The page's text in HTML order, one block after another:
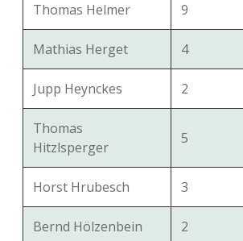
Thomas Helmer 9
Mathias Herget 4
Jupp Heynckes 2
Thomas
Hitzlsperger
5
Horst Hrubesch 3
Bernd Hölzenbein 2